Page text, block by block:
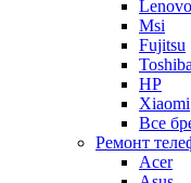
Lenovo
Msi
Fujitsu
Toshiba
HP
Xiaomi
Все
Ремонт
Acer